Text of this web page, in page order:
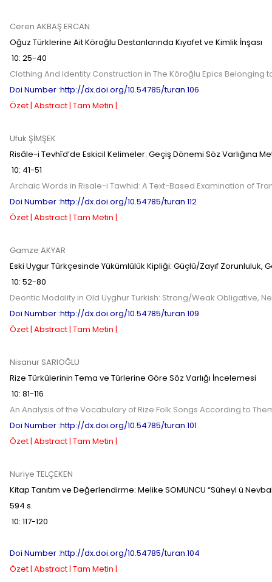
Ceren AKBAŞ ERCAN
Oğuz Türklerine Ait Köroğlu Destanlarında Kıyafet ve Kimlik İnşası
10: 25-40
Clothing And Identity Construction in The Köroğlu Epics Belonging
Doi Number :http://dx.doi.org/10.54785/turan.106
Özet | Abstract | Tam Metin |
Ufuk ŞİMŞEK
Risâle-i Tevhîd’de Eskicil Kelimeler: Geçiş Dönemi Söz Varlığına
10: 41-51
Archaic Words in Risale-i Tawhid: A Text-Based Examination of
Doi Number :http://dx.doi.org/10.54785/turan.112
Özet | Abstract | Tam Metin |
Gamze AKYAR
Eski Uygur Türkçesinde Yükümlülük Kipliği: Güçlü/Zayıf Zorunluluk,
10: 52-80
Deontic Modality in Old Uyghur Turkish: Strong/Weak Obligative,
Doi Number :http://dx.doi.org/10.54785/turan.109
Özet | Abstract | Tam Metin |
Nisanur SARIOĞLU
Rize Türkülerinin Tema ve Türlerine Göre Söz Varlığı İncelemesi
10: 81-116
An Analysis of the Vocabulary of Rize Folk Songs According to
Doi Number :http://dx.doi.org/10.54785/turan.101
Özet | Abstract | Tam Metin |
Nuriye TELÇEKEN
Kitap Tanıtım ve Değerlendirme: Melike SOMUNCU “Süheyl ü
594 s.
10: 117-120
Doi Number :http://dx.doi.org/10.54785/turan.104
Özet | Abstract | Tam Metin |